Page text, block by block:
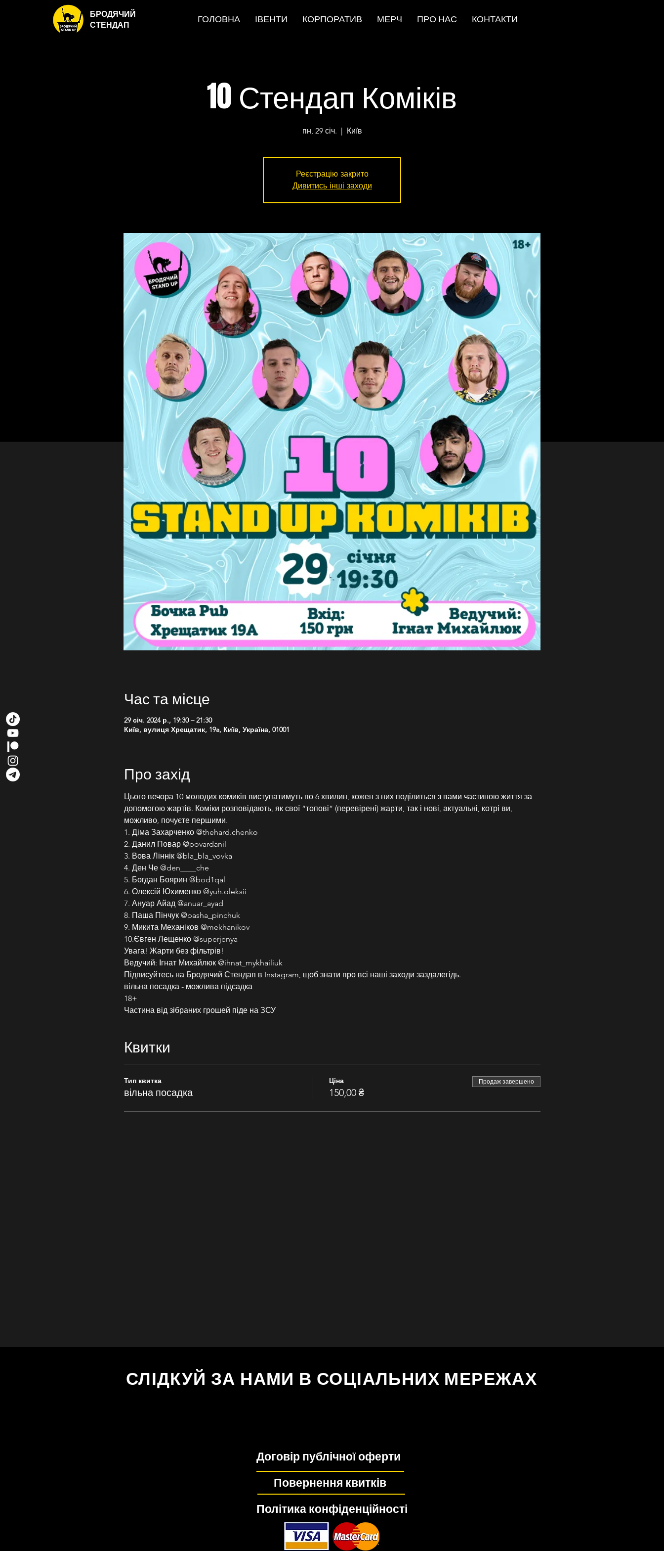
БРОДЯЧИЙ
СТЕНДАП
ГОЛОВНА ІВЕНТИ КОРПОРАТИВ МЕРЧ ПРО НАС КОНТАКТИ
10 Стендап Коміків
пн, 29 січ.
  |
Київ
Реєстрацію закрито
Дивитись інші заходи
Час та місце
29 січ. 2024 р., 19:30 – 21:30
Київ, вулиця Хрещатик, 19a, Київ, Україна, 01001
Про захід
Цього вечора 10 молодих комиків виступатимуть по 6 хвилин, кожен з них поділиться з вами частиною життя за
допомогою жартів. Коміки розповідають, як свої “топові” (перевірені) жарти, так і нові, актуальні, котрі ви,
можливо, почуєте першими.
1. Діма Захарченко @thehard.chenko
2. Данил Повар @povardanil
3. Вова Ліннік @bla_bla_vovka
4. Ден Че @den____che
5. Богдан Боярин @bod1qal
6. Олексій Юхименко @yuh.oleksii
7. Ануар Айад @anuar_ayad
8. Паша Пінчук @pasha_pinchuk
9. Микита Механіков @mekhanikov
10.Євген Лещенко @superjenya
Увага! Жарти без фільтрів!
Ведучий: Ігнат Михайлюк @ihnat_mykhailiuk
Підписуйтесь на Бродячий Стендап в Instagram, щоб знати про всі наші заходи заздалегідь.
вільна посадка - можлива підсадка
18+
Частина від зібраних грошей піде на ЗСУ
Квитки
Тип квитка
вільна посадка
Ціна
150,00 ₴
Продаж завершено
СЛІДКУЙ ЗА НАМИ В СОЦІАЛЬНИХ МЕРЕЖАХ
Договір публічної оферти
Повернення квитків
Політика конфіденційності